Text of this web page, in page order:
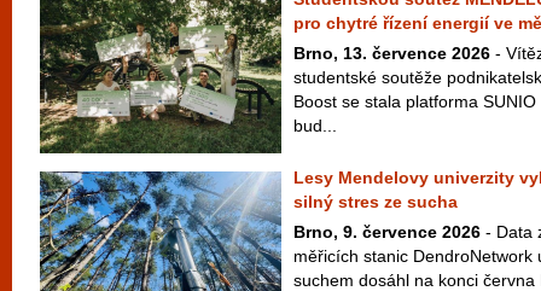
pro chytré řízení energií ve
Brno, 13. července 2026 -
studentské soutěže
Boost se stala platforma
bud...
Lesy Mendelovy univerzity
silný stres ze sucha
Brno, 9. července 2026 - Data
měřicích stanic DendroNetwork
suchem dosáhl na konci